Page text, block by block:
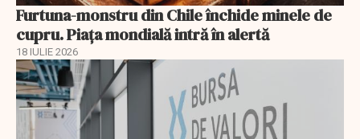
Furtuna-monstru din Chile închide minele de
cupru. Piața mondială intră în alertă
18 IULIE 2026